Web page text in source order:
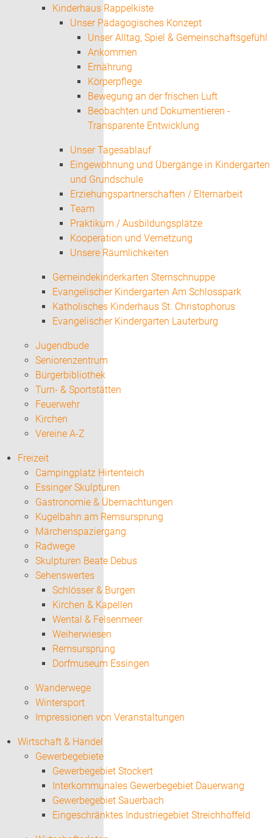
Kinderhaus Rappelkiste
Unser Pädagogisches Konzept
Unser Alltag, Spiel & Gemeinschaftsgefühl
Ankommen
Ernährung
Körperpflege
Bewegung an der frischen Luft
Beobachten und Dokumentieren -
Transparente Entwicklung
Unser Tagesablauf
Eingewöhnung und Übergänge in Kindergarten
und Grundschule
Erziehungspartnerschaften / Elternarbeit
Team
Praktikum / Ausbildungsplätze
Kooperation und Vernetzung
Unsere Räumlichkeiten
Gemeindekinderkarten Sternschnuppe
Evangelischer Kindergarten Am Schlosspark
Katholisches Kinderhaus St. Christophorus
Evangelischer Kindergarten Lauterburg
Jugendbude
Seniorenzentrum
Bürgerbibliothek
Turn- & Sportstätten
Feuerwehr
Kirchen
Vereine A-Z
Freizeit
Campingplatz Hirtenteich
Essinger Skulpturen
Gastronomie & Übernachtungen
Kugelbahn am Remsursprung
Märchenspaziergang
Radwege
Skulpturen Beate Debus
Sehenswertes
Schlösser & Burgen
Kirchen & Kapellen
Wental & Felsenmeer
Weiherwiesen
Remsursprung
Dorfmuseum Essingen
Wanderwege
Wintersport
Impressionen von Veranstaltungen
Wirtschaft & Handel
Gewerbegebiete
Gewerbegebiet Stockert
Interkommunales Gewerbegebiet Dauerwang
Gewerbegebiet Sauerbach
Eingeschränktes Industriegebiet Streichhoffeld